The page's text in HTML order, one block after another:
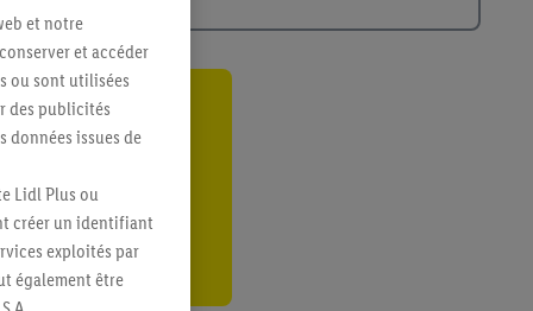
et notre
et accéder
ou sont utilisées
des publicités
données issues de
Lidl Plus ou
créer un identifiant
exploités par
également être